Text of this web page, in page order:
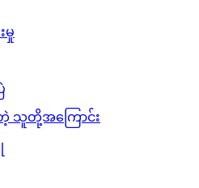
မှု
သူတို့အကြောင်း